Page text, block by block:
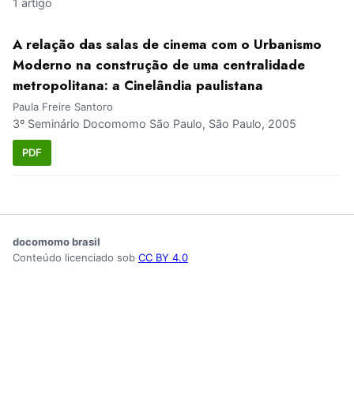
1 artigo
A relação das salas de cinema com o Urbanismo
Moderno na construção de uma centralidade
metropolitana: a Cinelândia paulistana
Paula Freire Santoro
3º Seminário Docomomo São Paulo, São Paulo, 2005
PDF
docomomo brasil
Conteúdo licenciado sob CC BY 4.0